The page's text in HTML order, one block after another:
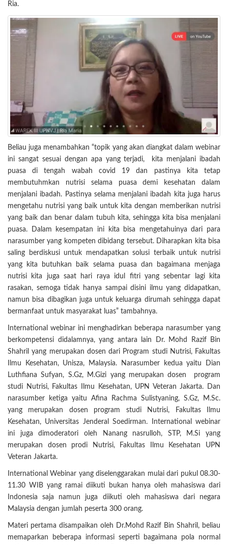
Ria.
Beliau juga menambahkan “topik yang akan diangkat dalam webinar
ini sangat sesuai dengan apa yang terjadi, kita menjalani ibadah
puasa di tengah wabah covid 19 dan pastinya kita tetap
membutuhmkan nutrisi selama puasa demi kesehatan dalam
menjalani ibadah. Pastinya selama menjalani ibadah kita juga harus
mengetahu nutrisi yang baik untuk kita dengan memberikan nutrisi
yang baik dan benar dalam tubuh kita, sehingga kita bisa menjalani
puasa. Dalam kesempatan ini kita bisa mengetahuinya dari para
narasumber yang kompeten dibidang tersebut. Diharapkan kita bisa
saling berdiskusi untuk mendapatkan solusi terbaik untuk nutrisi
yang kita butuhkan baik selama puasa dan bagaimana menjaga
nutrisi kita juga saat hari raya idul fitri yang sebentar lagi kita
rasakan, semoga tidak hanya sampai disini ilmu yang didapatkan,
namun bisa dibagikan juga untuk keluarga dirumah sehingga dapat
bermanfaat untuk masyarakat luas” tambahnya.
International webinar ini menghadirkan beberapa narasumber yang
berkompetensi didalamnya, yang antara lain Dr. Mohd Razif Bin
Shahril yang merupakan dosen dari Program studi Nutrisi, Fakultas
Ilmu Kesehatan, Unisza, Malaysia. Narasumber kedua yaitu Dian
Luthfiana Sufyan, S.Gz, M.Gizi yang merupakan dosen program
studi Nutrisi, Fakultas Ilmu Kesehatan, UPN Veteran Jakarta. Dan
narasumber ketiga yaitu Afina Rachma Sulistyaning, S.Gz, M.Sc.
yang merupakan dosen program studi Nutrisi, Fakultas Ilmu
Kesehatan, Universitas Jenderal Soedirman. International webinar
ini juga dimoderatori oleh Nanang nasrulloh, STP, M.Si yang
merupakan dosen prodi Nutrisi, Fakultas Ilmu Kesehatan UPN
Veteran Jakarta.
International Webinar yang diselenggarakan mulai dari pukul 08.30-
11.30 WIB yang ramai diikuti bukan hanya oleh mahasiswa dari
Indonesia saja namun juga diikuti oleh mahasiswa dari negara
Malaysia dengan jumlah peserta 300 orang.
Materi pertama disampaikan oleh Dr.Mohd Razif Bin Shahril, beliau
memaparkan beberapa informasi seperti bagaimana pola normal